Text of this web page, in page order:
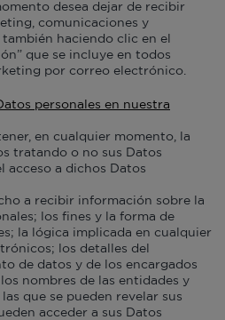
desea dejar de recibir
comunicaciones y
haciendo clic en el
que se incluye en todos
por correo electrónico.
personales en nuestra
en cualquier momento, la
tratando o no sus Datos
acceso a dichos Datos
a recibir información sobre la
los fines y la forma de
la lógica implicada en cualquier
los detalles del
de datos y de los encargados
nombres de las entidades y
que se pueden revelar sus
acceder a sus Datos